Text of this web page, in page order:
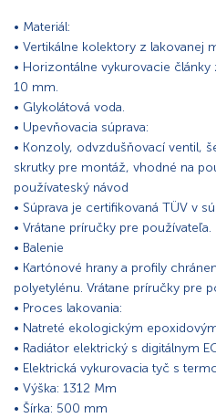
• Materiál:
• Vertikálne kolektory z lakovanej
• Horizontálne vykurovacie
10 mm.
• Glykolátová voda.
• Upevňovacia súprava:
• Konzoly, odvzdušňovací ventil,
skrutky pre montáž, vhodné na
používateský návod
• Súprava je certifikovaná TÜV v
• Vrátane príručky pre používateľa.
• Balenie
• Kartónové hrany a profily
polyetylénu. Vrátane príručky pre
• Proces lakovania:
• Natreté ekologickým
• Radiátor elektrický s digitálnym
• Elektrická vykurovacia tyč s
• Výška: 1312 Mm
• Šírka: 500 mm